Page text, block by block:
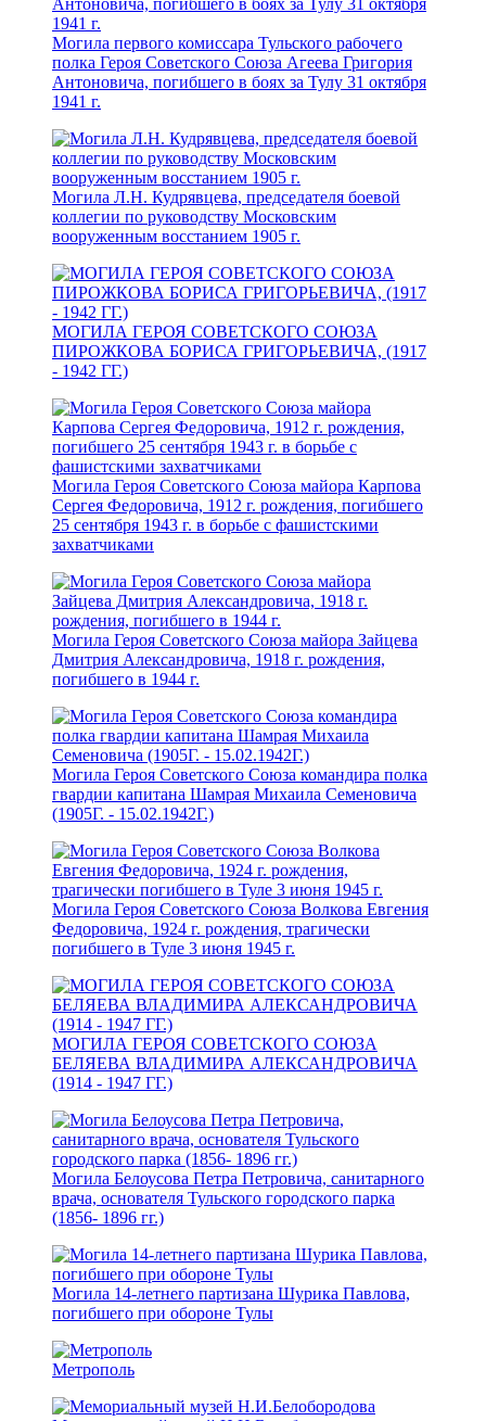
Могила первого комиссара Тульского рабочего
полка Героя Советского Союза Агеева Григория
Антоновича, погибшего в боях за Тулу 31 октября
1941 г.
Могила Л.Н. Кудрявцева, председателя боевой
коллегии по руководству Московским
вооруженным восстанием 1905 г.
МОГИЛА ГЕРОЯ СОВЕТСКОГО СОЮЗА
ПИРОЖКОВА БОРИСА ГРИГОРЬЕВИЧА, (1917
- 1942 ГГ.)
Могила Героя Советского Союза майора Карпова
Сергея Федоровича, 1912 г. рождения, погибшего
25 сентября 1943 г. в борьбе с фашистскими
захватчиками
Могила Героя Советского Союза майора Зайцева
Дмитрия Александровича, 1918 г. рождения,
погибшего в 1944 г.
Могила Героя Советского Союза командира полка
гвардии капитана Шамрая Михаила Семеновича
(1905Г. - 15.02.1942Г.)
Могила Героя Советского Союза Волкова Евгения
Федоровича, 1924 г. рождения, трагически
погибшего в Туле 3 июня 1945 г.
МОГИЛА ГЕРОЯ СОВЕТСКОГО СОЮЗА
БЕЛЯЕВА ВЛАДИМИРА АЛЕКСАНДРОВИЧА
(1914 - 1947 ГГ.)
Могила Белоусова Петра Петровича, санитарного
врача, основателя Тульского городского парка
(1856- 1896 гг.)
Могила 14-летнего партизана Шурика Павлова,
погибшего при обороне Тулы
Метрополь